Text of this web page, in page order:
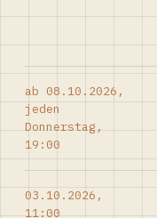
ab 08.10.2026,
jeden
Donnerstag,
19:00
03.10.2026,
11:00